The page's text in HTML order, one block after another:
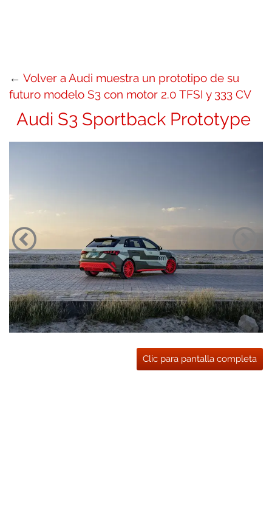
← Volver a Audi muestra un prototipo de su
futuro modelo S3 con motor 2.0 TFSI y 333 CV
Audi S3 Sportback Prototype
Clic para pantalla completa